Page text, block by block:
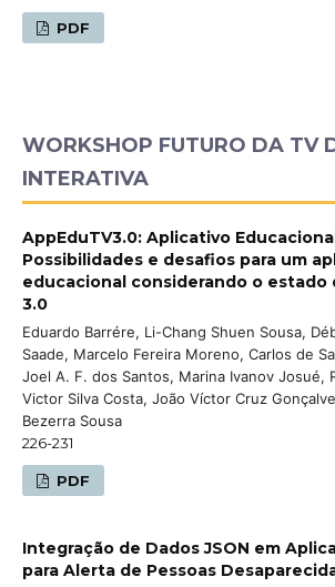
PDF
WORKSHOP FUTURO DA TV
INTERATIVA
AppEduTV3.0: Aplicativo
Possibilidades e desafios para um
educacional considerando o estado
3.0
Eduardo Barrére, Li-Chang Shuen Sousa,
Saade, Marcelo Fereira Moreno, Carlos de
Joel A. F. dos Santos, Marina Ivanov Josué,
Victor Silva Costa, João Víctor Cruz
Bezerra Sousa
226-231
PDF
Integração de Dados JSON em
para Alerta de Pessoas